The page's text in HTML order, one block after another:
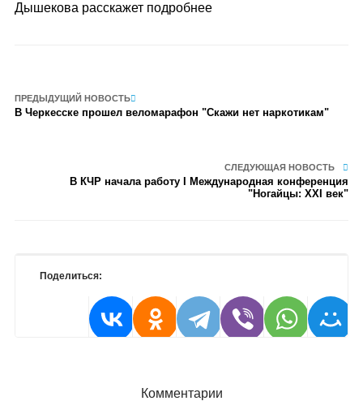
Дышекова расскажет подробнее
ПРЕДЫДУЩИЙ НОВОСТЬ
В Черкесске прошел веломарафон "Скажи нет наркотикам"
СЛЕДУЮЩАЯ НОВОСТЬ
В КЧР начала работу I Международная конференция
"Ногайцы: XXI век"
Поделиться:
Комментарии